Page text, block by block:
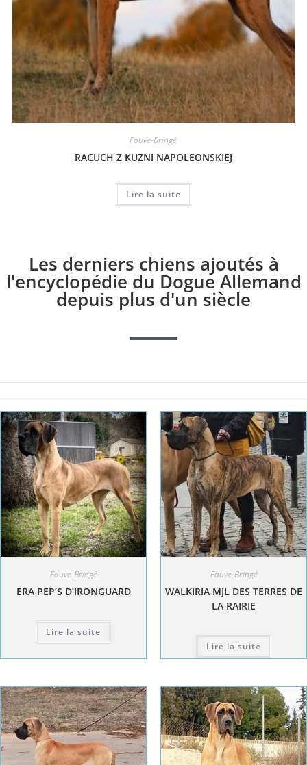
Fauve-Bringé
RACUCH Z KUZNI NAPOLEONSKIEJ
Lire la suite
Les derniers chiens ajoutés à
l'encyclopédie du Dogue Allemand
depuis plus d'un siècle
Fauve-Bringé
ERA PEP’S D’IRONGUARD
Lire la suite
Fauve-Bringé
WALKIRIA MJL DES TERRES DE
LA RAIRIE
Lire la suite